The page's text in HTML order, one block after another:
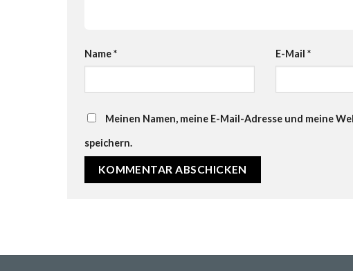
Name* E-Mail *
Meinen Namen, meine E-Mail-Adresse und meine
speichern.